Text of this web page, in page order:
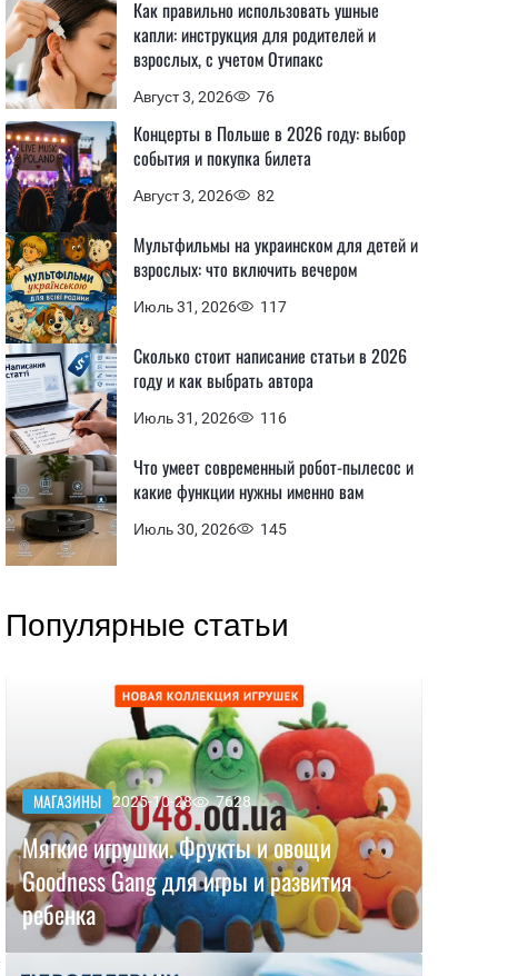
Август 3, 2026 76
Как правильно использовать ушные
капли: инструкция для родителей и
взрослых, с учетом Отипакс
Август 3, 2026 82
Концерты в Польше в 2026 году: выбор
события и покупка билета
Июль 31, 2026 117
Мультфильмы на украинском для детей и
взрослых: что включить вечером
Июль 31, 2026 116
Сколько стоит написание статьи в 2026
году и как выбрать автора
Июль 30, 2026 145
Что умеет современный робот-пылесос и
какие функции нужны именно вам
Популярные статьи
МАГАЗИНЫ 2025-10-28 7628
Мягкие игрушки. Фрукты и овощи
Goodness Gang для игры и развития
ребенка